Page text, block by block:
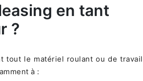
en tant
?
tout le matériel roulant ou de travail
à :